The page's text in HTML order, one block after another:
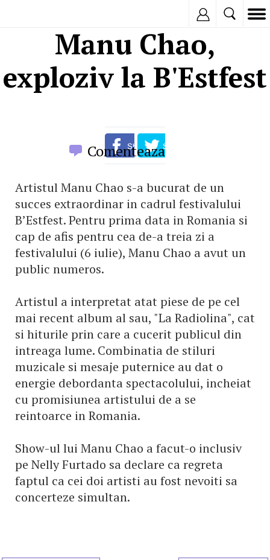
Manu Chao,
exploziv la B'Estfest
Comenteaza
Artistul Manu Chao s-a bucurat de un
succes extraordinar in cadrul festivalului
B’Estfest. Pentru prima data in Romania si
cap de afis pentru cea de-a treia zi a
festivalului (6 iulie), Manu Chao a avut un
public numeros.
Artistul a interpretat atat piese de pe cel
mai recent album al sau, "La Radiolina", cat
si hiturile prin care a cucerit publicul din
intreaga lume. Combinatia de stiluri
muzicale si mesaje puternice au dat o
energie debordanta spectacolului, incheiat
cu promisiunea artistului de a se
reintoarce in Romania.
Show-ul lui Manu Chao a facut-o inclusiv
pe Nelly Furtado sa declare ca regreta
faptul ca cei doi artisti au fost nevoiti sa
concerteze simultan.